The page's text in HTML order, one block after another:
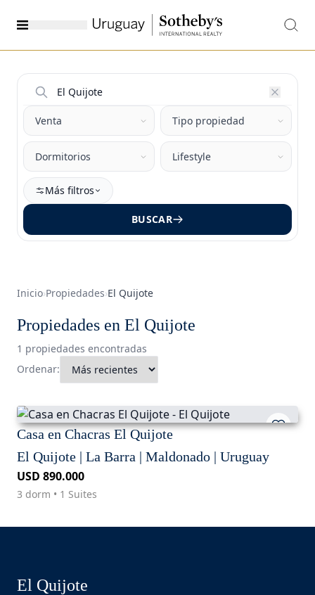
Más filtros
BUSCAR
Inicio›Propiedades›El Quijote
Propiedades en El Quijote
1 propiedades encontradas
Ordenar:
Casa en Chacras El Quijote
El Quijote | La Barra | Maldonado | Uruguay
USD 890.000
3 dorm • 1 Suites
El Quijote